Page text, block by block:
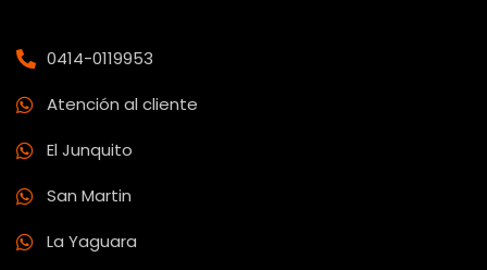
0414-0119953
Atención al cliente
El Junquito
San Martin
La Yaguara